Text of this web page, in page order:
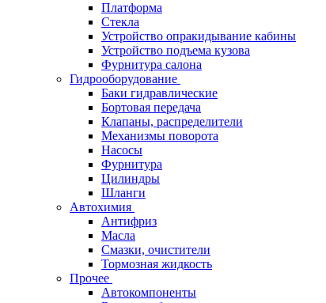
Платформа
Стекла
Устройство опракидывание кабины
Устройство подъема кузова
Фурнитура салона
Гидрооборудование
Баки гидравлические
Бортовая передача
Клапаны, распределители
Механизмы поворота
Насосы
Фурнитура
Цилиндры
Шланги
Автохимия
Антифриз
Масла
Смазки, очистители
Тормозная жидкость
Прочее
Автокомпоненты